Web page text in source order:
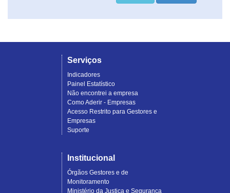
Serviços
Indicadores
Painel Estatístico
Não encontrei a empresa
Como Aderir - Empresas
Acesso Restrito para Gestores e
Empresas
Suporte
Institucional
Órgãos Gestores e de
Monitoramento
Ministério da Justiça e Segurança